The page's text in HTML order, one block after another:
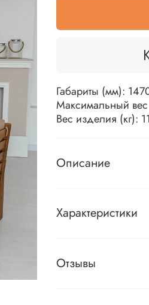
Габариты (мм):
Максимальный
Вес изделия (кг):
Описание
Характеристики
Отзывы